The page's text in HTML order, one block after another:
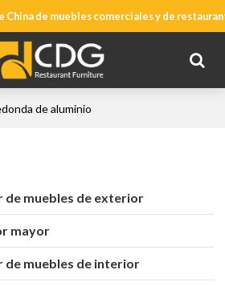
China de muebles comerciales y de
de aluminio
de muebles de exterior
mayor
de muebles de interior